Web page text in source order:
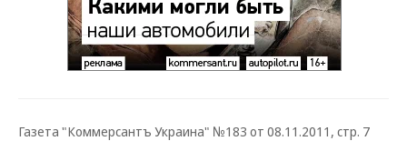
Газета "Коммерсантъ Украина" №183 от 08.11.2011, стр. 7